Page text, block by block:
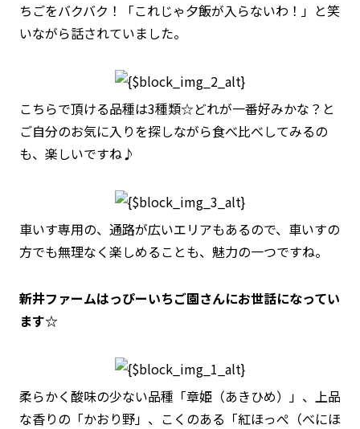
ちごをバクバク！「これじゃ夕飯が入らないわ！」と笑
いながら話されていました。
こちらで頂ける品種は3種類☆どれが一番好みかな？と
ご自分のお気に入りを探しながら食べ比べしてみるの
も、楽しいですね♪
車いす専用の、通路が広いエリアもあるので、車いすの
方でも無理なく楽しめることも、魅力の一つですね。
新井ファームはっぴーいちご園さんにお世話になってい
ます☆
柔らかく酸味の少ない品種「章姫（あきひめ）」、上品
な香りの「かおり野」、こくのある「紅ほっぺ（べにほ